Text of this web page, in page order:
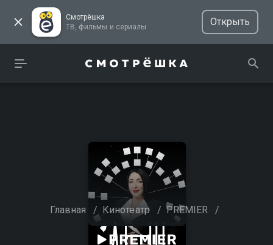
Смотрёшка
ТВ, фильмы и сериалы
Открыть
Главная / Кинотеатр / PREMIER /